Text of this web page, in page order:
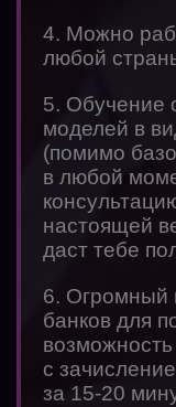
4. Можно
любой
5. Обучение
моделей в
(помимо
в любой
настоящей
даст тебе
6. Огромный
банков для
с
за 15-20